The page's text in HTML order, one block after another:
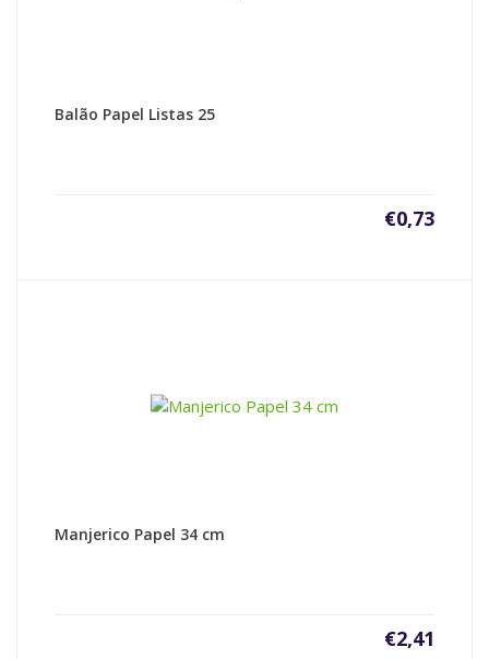
Balão Papel Listas 25
€0,73
Manjerico Papel 34 cm
€2,41